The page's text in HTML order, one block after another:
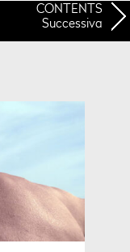
CONTENTS
Successiva